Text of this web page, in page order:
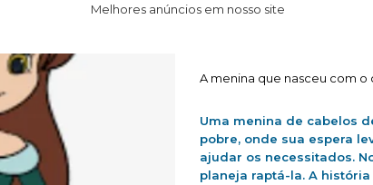
Melhores anúncios em nosso site
A menina que nasceu com
Uma menina de cabelos
pobre, onde sua espera
ajudar os necessitados.
planeja raptá-la. A